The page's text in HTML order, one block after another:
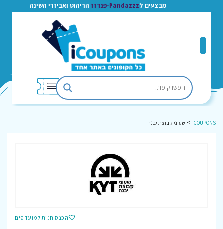
מבצעים לPandazzz-פנדזז הריהוט ואביזרי השינה
ICOUPONS
> שעוני קבוצת יבנה
הכנס חנות למועדפים